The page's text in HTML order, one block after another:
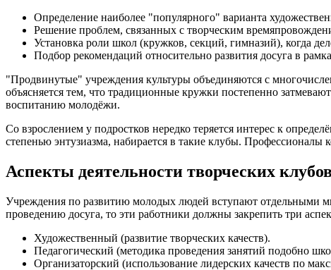
Определение наиболее "популярного" варианта
Решение проблем, связанных с творческим
Установка роли школ (кружков, секций, гимназий), когда
Подбор рекомендаций относительно развития досуга в
"Продвинутые" учреждения культуры объединяются с
объясняется тем, что традиционные кружки постепенно
воспитанию молодёжи.
Со взрослением у подростков нередко теряется интерес к
степенью энтузиазма, набирается в такие клубы.
Аспекты деятельности творческих
Учреждения по развитию молодых людей вступают отдельными
проведению досуга, то эти работники должны закрепить три
Художественный (развитие творческих качеств).
Педагогический (методика проведения занятий подобно
Организаторский (использование лидерских качеств по